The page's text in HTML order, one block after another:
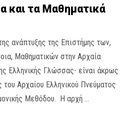
και τα Μαθηματικά
ανάπτυξης της Επιστήμης των,
Μαθηματικών στην Αρχαία
Ελληνικής Γλώσσας- είναι άκρως
του Αρχαίου Ελληνικού Πνεύματος
Μεθόδου. Η αρχή …